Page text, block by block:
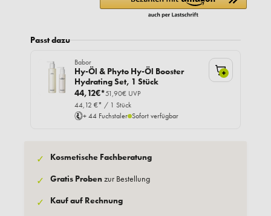
Passt dazu
Babor
Hy-Öl & Phyto Hy-Öl Booster
Hydrating Set, 1 Stück
44,12€*51,90€ UVP
44,12 €* / 1 Stück
+ 44 Fuchstaler Sofort verfügbar
+
✓ Kosmetische Fachberatung
✓ Gratis Probenzur Bestellung
✓ Kauf auf Rechnung